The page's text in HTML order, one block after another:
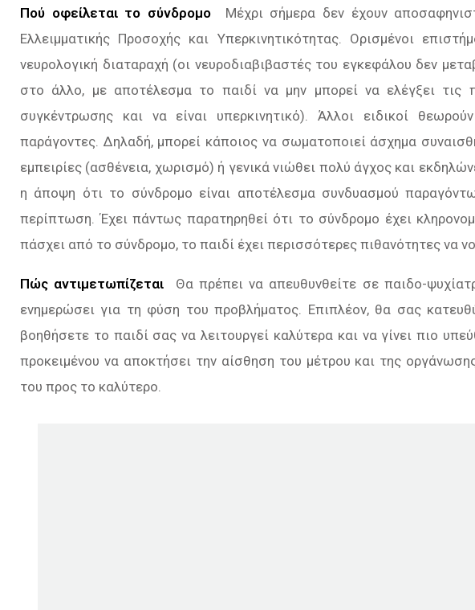
Πού οφείλεται το σύνδροµο
Μέχρι σήμερα δεν έχουν
Ελλειµµατικής Προσοχής και Υπερκινητικότητας. Ορισµένοι
νευρολογική διαταραχή (οι νευροδιαβιβαστές του εγκεφάλου δεν
στο άλλο, µε αποτέλεσµα το παιδί να µην µπορεί να ελέγξει τις
συγκέντρωσης και να είναι υπερκινητικό). Άλλοι ειδικοί
παράγοντες. ∆ηλαδή, µπορεί κάποιος να σωµατοποιεί άσχηµα
εµπειρίες (ασθένεια, χωρισμό) ή γενικά νιώθει πολύ άγχος και
η άποψη ότι το σύνδροµο είναι αποτέλεσμα συνδυασµού
περίπτωση. Έχει πάντως παρατηρηθεί ότι το σύνδροµο έχει
πάσχει από το σύνδροµο, το παιδί έχει περισσότερες πιθανότητες να
Πώς αντιμετωπίζεται
Θα πρέπει να απευθυνθείτε σε παιδο-
ενηµερώσει για τη φύση του προβλήµατος. Επιπλέον, θα σας
βοηθήσετε το παιδί σας να λειτουργεί καλύτερα και να γίνει πιο
προκειµένου να αποκτήσει την αίσθηση του μέτρου και της
του προς το καλύτερο.